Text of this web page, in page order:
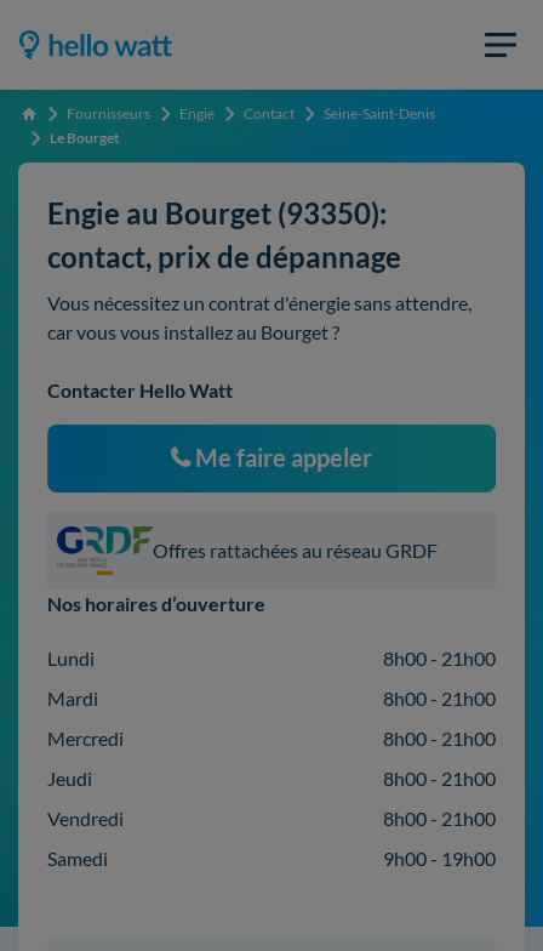
Accueil Fournisseurs Engie Contact
Seine-Saint-Denis
Le Bourget
Engie au Bourget (93350):
contact, prix de dépannage
Vous nécessitez un contrat d'énergie sans attendre,
car vous vous installez au Bourget ?
Contacter Hello Watt
Me faire appeler
Offres rattachées au réseau GRDF
Nos horaires d’ouverture
Lundi
8h00 - 21h00
Mardi
8h00 - 21h00
Mercredi
8h00 - 21h00
Jeudi
8h00 - 21h00
Vendredi
8h00 - 21h00
Samedi
9h00 - 19h00